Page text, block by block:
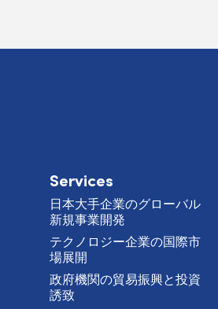
Services
日本大手企業のグローバル
新規事業開発
テクノロジー企業の国際市
場展開
政府機関の貿易振興と投資
誘致